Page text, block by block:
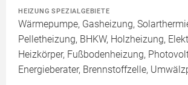
HEIZUNG SPEZIALGEBIETE
Wärmepumpe, Gasheizung,
Pelletheizung, BHKW, Holzheizung,
Heizkörper, Fußbodenheizung,
Energieberater, Brennstoffzelle,